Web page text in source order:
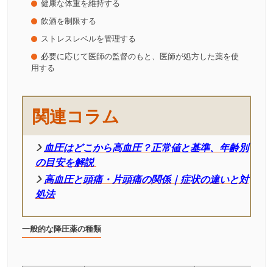
健康な体重を維持する
飲酒を制限する
ストレスレベルを管理する
必要に応じて医師の監督のもと、医師が処方した薬を使
用する
関連コラム
血圧はどこから高血圧？正常値と基準、年齢別
の目安を解説
高血圧と頭痛・片頭痛の関係｜症状の違いと対
処法
一般的な降圧薬の種類